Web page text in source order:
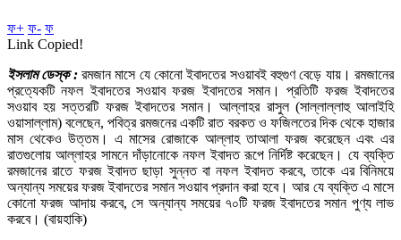
ফ+ ফ- ফ
Link Copied!
ইসলাম ডেস্ক : রমজান মাসে যে কোনো ইবাদতের সওয়াবই বহুগুণ বেড়ে যায়। রমজানের
প্রত্যেকটি নফল ইবাদতের সওয়াব ফরজ ইবাদতের সমান। প্রতিটি ফরজ ইবাদতের
সওয়াব হয় সত্তরটি ফরজ ইবাদতের সমান। আল্লাহর রাসুল (সাল্লাল্লাহু আলাইহি
ওয়াসাল্লাম) বলেছেন, পবিত্র রমজনের একটি রাত বরকত ও ফজিলতের দিক থেকে হাজার
মাস থেকেও উত্তম। এ মাসের রোজাকে আল্লাহ তাআলা ফরজ করেছেন এবং এর
রাতগুলোয় আল্লাহর সামনে দাঁড়ানোকে নফল ইবাদত রূপে নির্দিষ্ট করেছেন। যে ব্যক্তি
রমজানের রাতে ফরজ ইবাদত ছাড়া সুন্নত বা নফল ইবাদত করবে, তাকে এর বিনিময়ে
অন্যান্য সময়ের ফরজ ইবাদতের সমান সওয়াব প্রদান করা হবে। আর যে ব্যক্তি এ মাসে
কোনো ফরজ আদায় করবে, সে অন্যান্য সময়ের ৭০টি ফরজ ইবাদতের সমান পুণ্য লাভ
করবে। (বায়হাকি)